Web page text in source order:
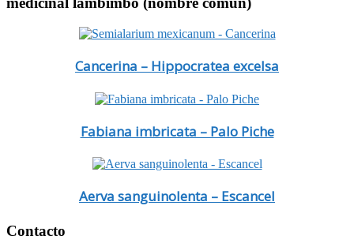
Cancerina – Hippocratea excelsa
Fabiana imbricata – Palo Piche
Aerva sanguinolenta – Escancel
Footer
Contacto